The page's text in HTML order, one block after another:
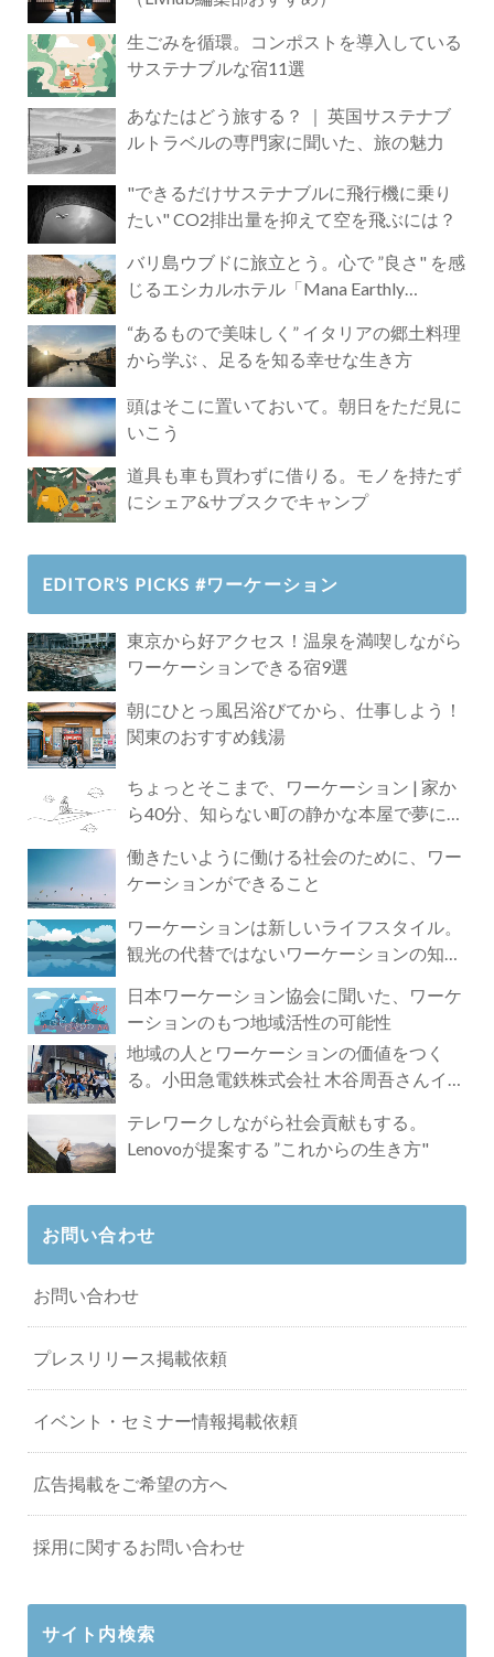
生ごみを循環。コンポストを導入している
サステナブルな宿11選
あなたはどう旅する？ ｜ 英国サステナブ
ルトラベルの専門家に聞いた、旅の魅力
"できるだけサステナブルに飛行機に乗り
たい" CO2排出量を抑えて空を飛ぶには？
バリ島ウブドに旅立とう。心で ”良さ" を感
じるエシカルホテル「Mana Earthly
“あるもので美味しく” イタリアの郷土料理
から学ぶ 、足るを知る幸せな生き方
頭はそこに置いておいて。朝日をただ見に
いこう
道具も車も買わずに借りる。モノを持たず
にシェア&サブスクでキャンプ
EDITOR’S PICKS #ワーケーション
東京から好アクセス！温泉を満喫しながら
ワーケーションできる宿9選
朝にひとっ風呂浴びてから、仕事しよう！
関東のおすすめ銭湯
ちょっとそこまで、ワーケーション | 家か
ら40分、知らない町の静かな本屋で夢に近
働きたいように働ける社会のために、ワー
ケーションができること
ワーケーションは新しいライフスタイル。
観光の代替ではないワーケーションの知ら
日本ワーケーション協会に聞いた、ワーケ
ーションのもつ地域活性の可能性
地域の人とワーケーションの価値をつく
る。小田急電鉄株式会社 木谷周吾さんイン
テレワークしながら社会貢献もする。
Lenovoが提案する ”これからの生き方"
お問い合わせ
お問い合わせ
プレスリリース掲載依頼
イベント・セミナー情報掲載依頼
広告掲載をご希望の方へ
採用に関するお問い合わせ
サイト内検索